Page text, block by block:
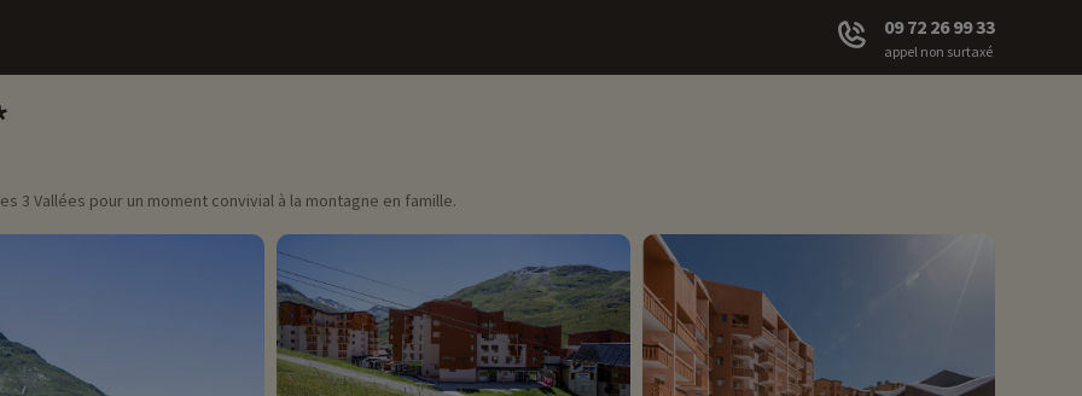
09 72 26 99 33
appel non surtaxé
3 Vallées pour un moment convivial à la montagne en famille.